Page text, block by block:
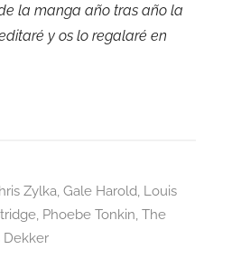
la manga año tras año la
y os lo regalaré en
Zylka, Gale Harold, Louis
, Phoebe Tonkin, The
Dekker